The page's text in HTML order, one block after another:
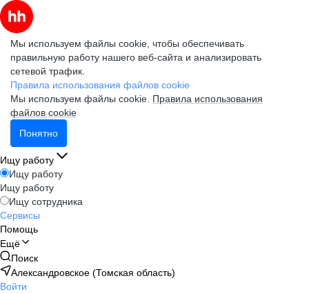
Мы используем файлы cookie, чтобы обеспечивать
правильную работу нашего веб-сайта и анализировать
сетевой трафик.
Правила использования файлов cookie
Мы используем файлы cookie. Правила использования
файлов cookie
Понятно
Ищу работу
Ищу работу
Ищу работу
Ищу сотрудника
Сервисы
Помощь
Ещё
Поиск
Александровское (Томская область)
Войти